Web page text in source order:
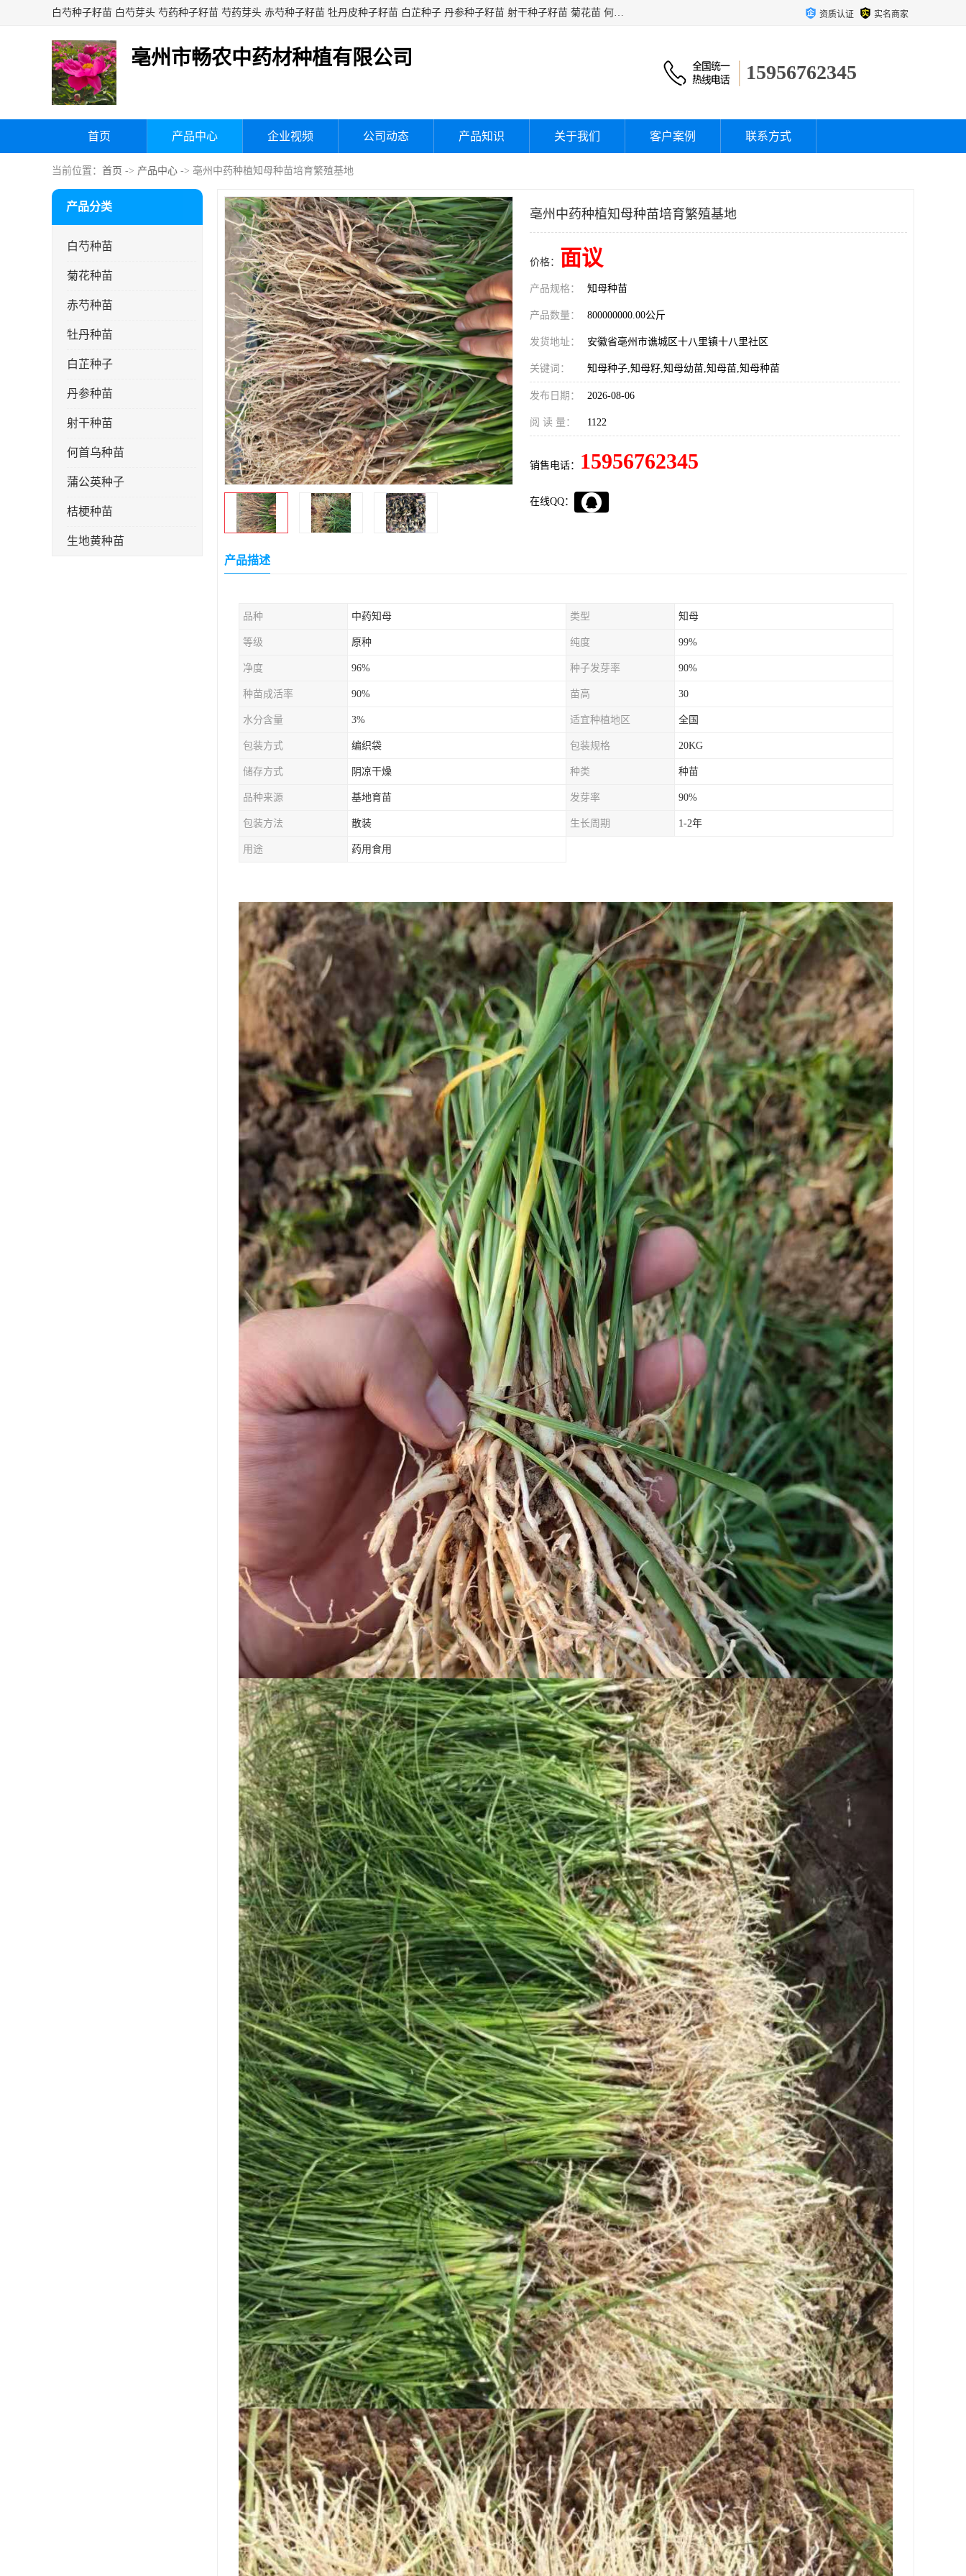
白芍种子籽苗 白芍芽头 芍药种子籽苗 芍药芽头 赤芍种子籽苗 牡丹皮种子籽苗 白芷种子 丹参种子籽苗 射干种子籽苗 菊花苗 何乌苗 蒲公英种子 桔梗种子籽苗 生地黄芽苗 玄参芽苗 元参芽苗 黑参芽苗 紫苑芽 紫菀苗 板蓝根种子 板兰根籽 大青叶种子 大青根种苗 防风种子 夏枯草种子 夏枯球籽 知母种子籽苗 白术种子 白术籽苗 薄荷种子籽苗 红花种子籽油 资质认证 实名商家
亳州市畅农中药材种植有限公司
15956762345
首页 产品中心 企业视频 公司动态 产品知识 关于我们 客户案例 联系方式
当前位置： 首页 -> 产品中心 -> 亳州中药种植知母种苗培育繁殖基地
产品分类
白芍种苗
菊花种苗
赤芍种苗
牡丹种苗
白芷种子
丹参种苗
射干种苗
何首乌种苗
蒲公英种子
桔梗种苗
生地黄种苗
亳州中药种植知母种苗培育繁殖基地
价格： 面议
产品规格： 知母种苗
产品数量： 800000000.00公斤
发货地址： 安徽省亳州市谯城区十八里镇十八里社区
关键词： 知母种子,知母籽,知母幼苗,知母苗,知母种苗
发布日期： 2026-08-06
阅 读 量： 1122
销售电话： 15956762345
在线QQ：
产品描述
品种 中药知母 类型 知母
等级 原种 纯度 99%
净度 96% 种子发芽率 90%
种苗成活率 90% 苗高 30
水分含量 3% 适宜种植地区 全国
包装方式 编织袋 包装规格 20KG
储存方式 阴凉干燥 种类 种苗
品种来源 基地育苗 发芽率 90%
包装方法 散装 生长周期 1-2年
用途 药用食用